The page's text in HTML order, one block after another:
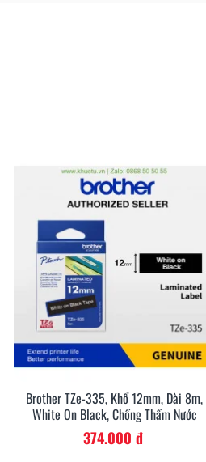
Xem Nhanh
Brother TZe-335, Khổ 12mm, Dài 8m,
White On Black, Chống Thấm Nước
374.000 đ